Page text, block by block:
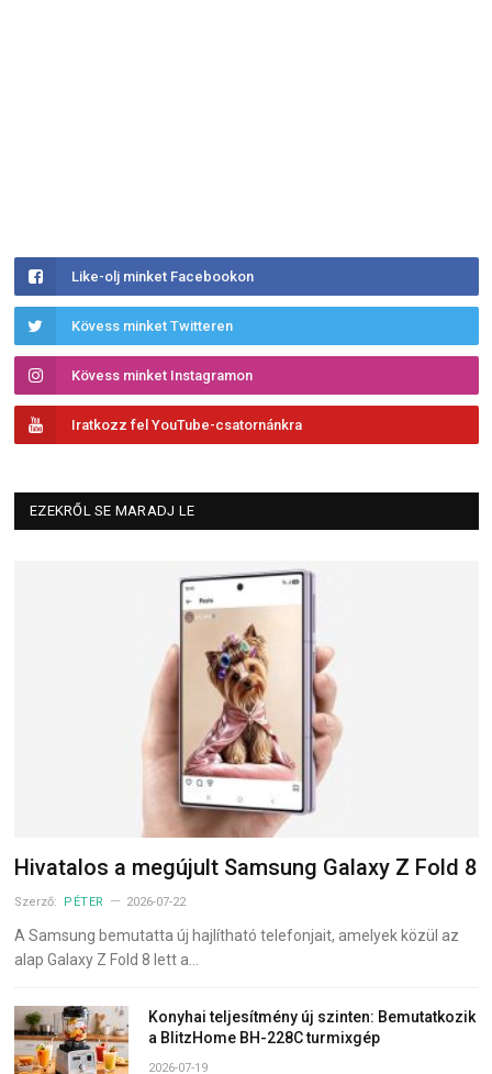
Like-olj minket Facebookon
Kövess minket Twitteren
Kövess minket Instagramon
Iratkozz fel YouTube-csatornánkra
EZEKRŐL SE MARADJ LE
Hivatalos a megújult Samsung Galaxy Z Fold 8
Szerző: PÉTER 2026-07-22
A Samsung bemutatta új hajlítható telefonjait, amelyek közül az
alap Galaxy Z Fold 8 lett a…
Konyhai teljesítmény új szinten: Bemutatkozik
a BlitzHome BH-228C turmixgép
2026-07-19